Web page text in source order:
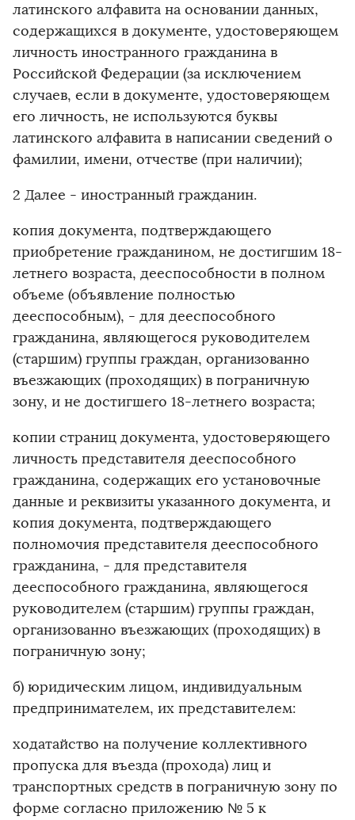
латинского алфавита на основании данных,
содержащихся в документе, удостоверяющем
личность иностранного гражданина в
Российской Федерации (за исключением
случаев, если в документе, удостоверяющем
его личность, не используются буквы
латинского алфавита в написании сведений о
фамилии, имени, отчестве (при наличии);
2 Далее - иностранный гражданин.
копия документа, подтверждающего
приобретение гражданином, не достигшим 18-
летнего возраста, дееспособности в полном
объеме (объявление полностью
дееспособным), - для дееспособного
гражданина, являющегося руководителем
(старшим) группы граждан, организованно
въезжающих (проходящих) в пограничную
зону, и не достигшего 18-летнего возраста;
копии страниц документа, удостоверяющего
личность представителя дееспособного
гражданина, содержащих его установочные
данные и реквизиты указанного документа, и
копия документа, подтверждающего
полномочия представителя дееспособного
гражданина, - для представителя
дееспособного гражданина, являющегося
руководителем (старшим) группы граждан,
организованно въезжающих (проходящих) в
пограничную зону;
б) юридическим лицом, индивидуальным
предпринимателем, их представителем:
ходатайство на получение коллективного
пропуска для въезда (прохода) лиц и
транспортных средств в пограничную зону по
форме согласно приложению № 5 к